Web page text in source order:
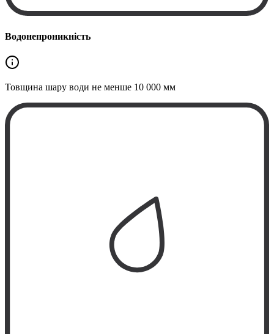
Водонепроникність
Товщина шару води не менше 10 000 мм